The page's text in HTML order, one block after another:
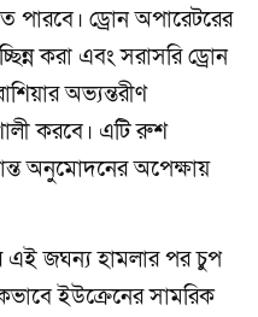
পারবে। ড্রোন অপারেটরের
করা এবং সরাসরি ড্রোন
অভ্যন্তরীণ
করবে। এটি রুশ
অনুমোদনের অপেক্ষায়
এই জঘন্য হামলার পর চুপ
ইউক্রেনের সামরিক